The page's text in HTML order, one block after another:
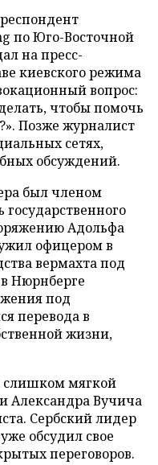
по Юго-Восточной
на пресс-
киевского режима
вопрос:
чтобы помочь
Позже журналист
сетях,
обсуждений.
был членом
Адольфа
офицером в
вермахта под
Нюрнберге
под
перевода в
жизни,
слишком мягкой
Александра Вучича
Сербский лидер
обсудил свое
переговоров.